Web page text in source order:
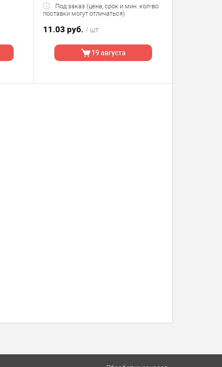
Под заказ (цена, срок и мин. кол-во
поставки могут отличаться)
11.03 руб. / шт
19 августа